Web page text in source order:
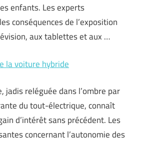
enfants. Les experts
conséquences de l’exposition
aux tablettes et aux …
la voiture hybride
jadis reléguée dans l’ombre par
du tout-électrique, connaît
d’intérêt sans précédent. Les
concernant l’autonomie des